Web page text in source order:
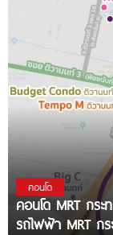
คอนโด
คอนโด MRT กร
รถไฟฟ้า MRT ก